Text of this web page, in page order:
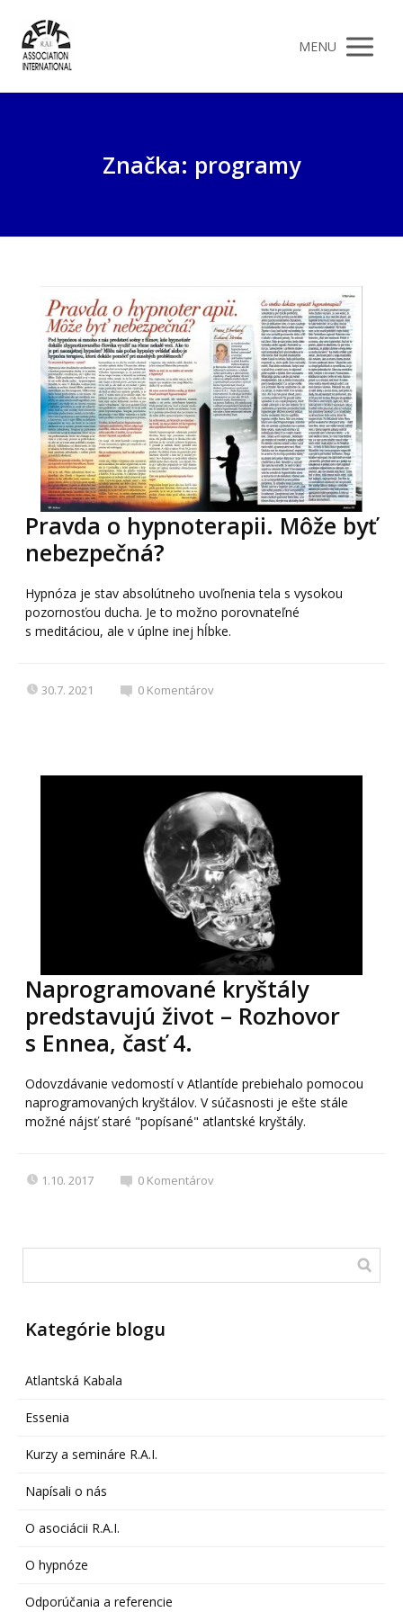
MENU
Značka: programy
Pravda o hypnoterapii. Môže byť
nebezpečná?
Hypnóza je stav absolútneho uvoľnenia tela s vysokou
pozornosťou ducha. Je to možno porovnateľné
s meditáciou, ale v úplne inej hĺbke.
30.7. 2021 0 Komentárov
Naprogramované kryštály
predstavujú život – Rozhovor
s Ennea, časť 4.
Odovzdávanie vedomostí v Atlantíde prebiehalo pomocou
naprogramovaných kryštálov. V súčasnosti je ešte stále
možné nájsť staré "popísané" atlantské kryštály.
1.10. 2017 0 Komentárov
Kategórie blogu
Atlantská Kabala
Essenia
Kurzy a semináre R.A.I.
Napísali o nás
O asociácii R.A.I.
O hypnóze
Odporúčania a referencie